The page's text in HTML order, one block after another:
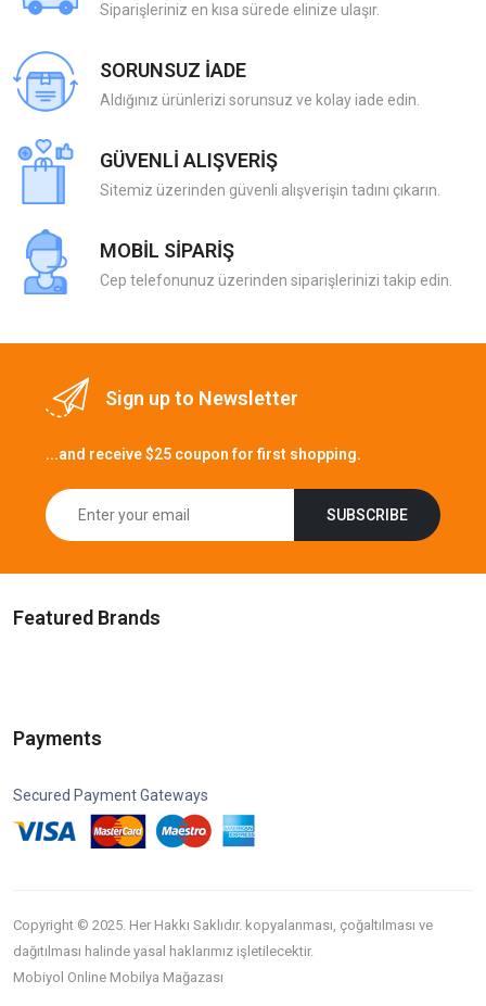
Siparişleriniz en kısa sürede elinize ulaşır.
SORUNSUZ İADE
Aldığınız ürünlerizi sorunsuz ve kolay iade edin.
GÜVENLİ ALIŞVERİŞ
Sitemiz üzerinden güvenli alışverişin tadını çıkarın.
MOBİL SİPARİŞ
Cep telefonunuz üzerinden siparişlerinizi takip edin.
Sign up to Newsletter
...and receive $25 coupon for first shopping.
SUBSCRIBE
Featured Brands
Payments
Secured Payment Gateways
Copyright © 2025. Her Hakkı Saklıdır. kopyalanması, çoğaltılması ve
dağıtılması halinde yasal haklarımız işletilecektir.
Mobiyol Online Mobilya Mağazası